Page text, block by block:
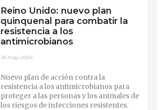
Reino Unido: nuevo plan
quinquenal para combatir la
resistencia a los
antimicrobianos
16-may-2024
Nuevo plan de acción contra la
resistencia a los antimicrobianos para
proteger a las personas y los animales de
los riesgos de infecciones resistentes.